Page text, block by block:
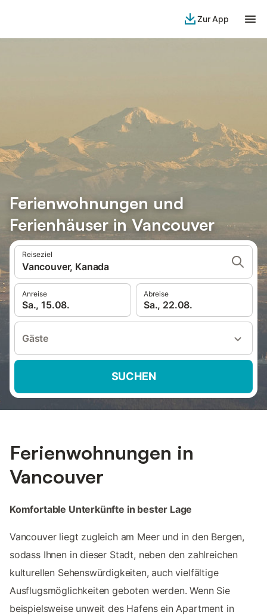
Zur App
Ferienwohnungen und
Ferienhäuser in Vancouver
Reiseziel
Vancouver, Kanada
Anreise
Sa., 15.08.
Abreise
Sa., 22.08.
Gäste
SUCHEN
Ferienwohnungen in
Vancouver
Komfortable Unterkünfte in bester Lage
Vancouver liegt zugleich am Meer und in den Bergen,
sodass Ihnen in dieser Stadt, neben den zahlreichen
kulturellen Sehenswürdigkeiten, auch vielfältige
Ausflugsmöglichkeiten geboten werden. Wenn Sie
beispielsweise unweit des Hafens ein Apartment in